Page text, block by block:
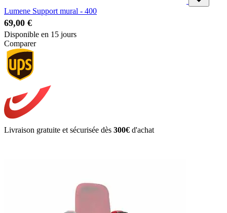
Lumene Support mural - 400
69,00 €
Disponible en 15 jours
Comparer
Livraison gratuite et sécurisée dès 300€ d'achat